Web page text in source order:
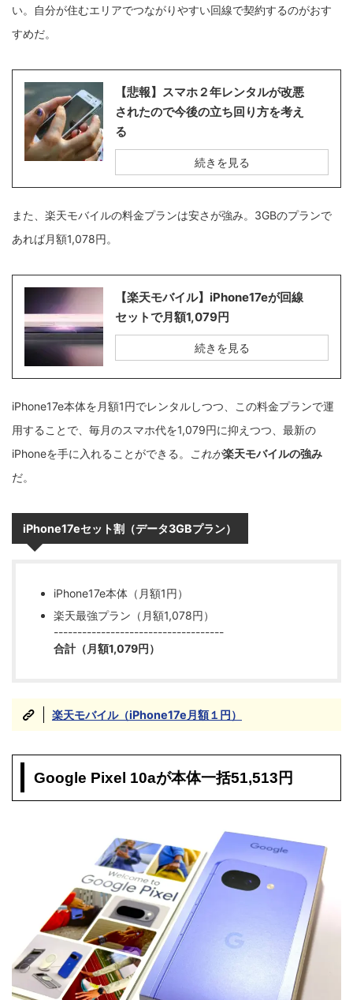
い。自分が住むエリアでつながりやすい回線で契約するのがおす
すめだ。
【悲報】スマホ２年レンタルが改悪
されたので今後の立ち回り方を考え
る
続きを見る
また、楽天モバイルの料金プランは安さが強み。3GBのプランで
あれば月額1,078円。
【楽天モバイル】iPhone17eが回線
セットで月額1,079円
続きを見る
iPhone17e本体を月額1円でレンタルしつつ、この料金プランで運
用することで、毎月のスマホ代を1,079円に抑えつつ、最新の
iPhoneを手に入れることができる。
これが楽天モバイルの強み
だ。
iPhone17eセット割（データ3GBプラン）
iPhone17e本体（月額1円）
楽天最強プラン（月額1,078円）
------------------------------------
合計（月額1,079円）
楽天モバイル（iPhone17e月額１円）
Google Pixel 10aが本体一括51,513円